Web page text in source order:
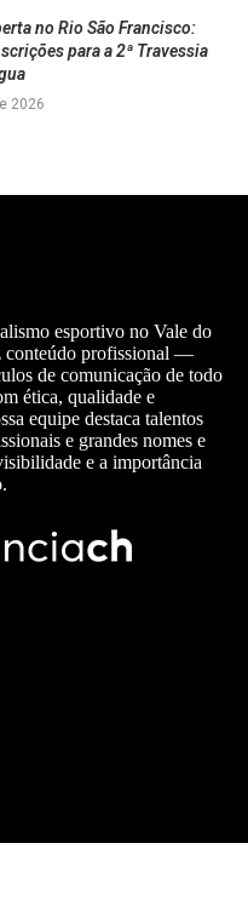
no Rio São Francisco:
para a 2ª Travessia
2026
esportivo no Vale do
conteúdo profissional —
de comunicação de todo
ética, qualidade e
equipe destaca talentos
e grandes nomes e
e a importância